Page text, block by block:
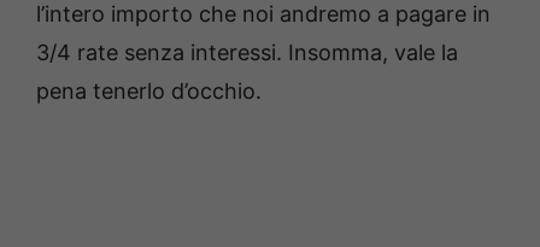
l’intero importo che noi andremo a pagare in
3/4 rate senza interessi. Insomma, vale la
pena tenerlo d’occhio.